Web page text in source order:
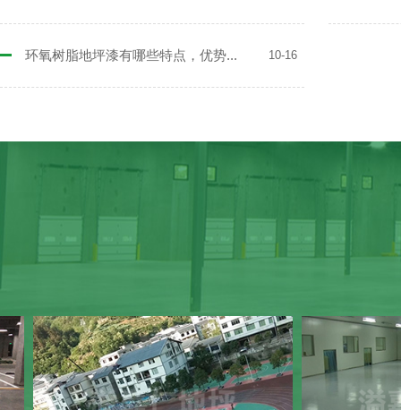
环氧树脂地坪漆有哪些特点，优势... 10-16